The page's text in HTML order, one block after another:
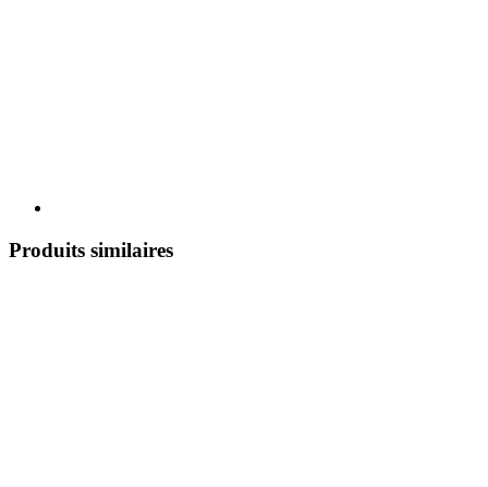
Produits similaires